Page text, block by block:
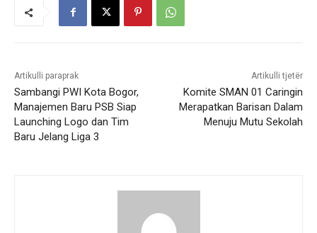
Artikulli paraprak
Sambangi PWI Kota Bogor,
Manajemen Baru PSB Siap
Launching Logo dan Tim
Baru Jelang Liga 3
Artikulli tjetër
Komite SMAN 01 Caringin
Merapatkan Barisan Dalam
Menuju Mutu Sekolah